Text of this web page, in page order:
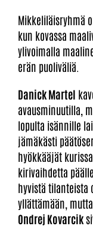
Mikkeliläisryhmä
kun kovassa
ylivoimalla
erän puoliväliä.
Danick Martel
avausminuutilla,
lopulta isännille
jämäkästi
hyökkääjät
kirivaihdetta
hyvistä tilanteista
yllättämään,
Ondrej Kovarcik